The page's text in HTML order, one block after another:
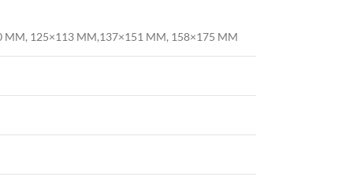
MM, 125×113 MM,137×151 MM, 158×175 MM